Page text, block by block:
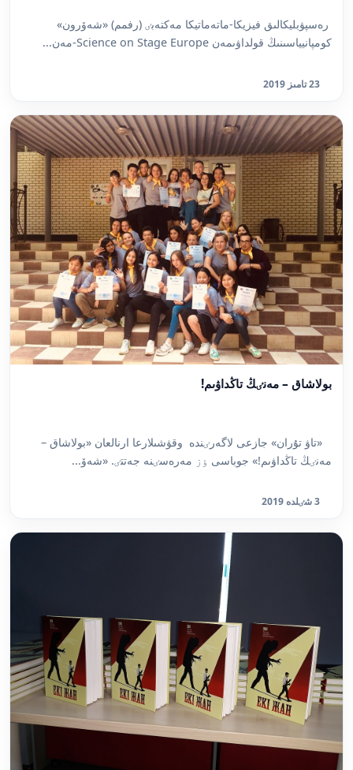
رەسپۋبليكالىق فيزيكا-ماتەماتيكا مەكتەبٸ (رفمم) «شەۆرون»
كومپانيياسىنىڭ قولداۋىمەن Science on Stage Europe-مەن...
23 تامىز 2019
بولاشاق – مەنٸڭ تاڭداۋىم!
«تاۋ تۇران» جازعى لاگەرٸندە وقۋشىلارعا ارنالعان «بولاشاق –
مەنٸڭ تاڭداۋىم!» جوباسى ٶز مەرەسٸنە جەتتٸ. «شەۆ...
3 شٸلدە 2019